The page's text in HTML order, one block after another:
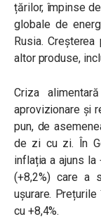
țărilor, împinse
globale de
Rusia.
altor produse,
Criza
aprovizionare și
pun, de
de zi cu zi. În
inflația a ajuns la
(+8,2%) care a
ușurare.
cu +8,4%.